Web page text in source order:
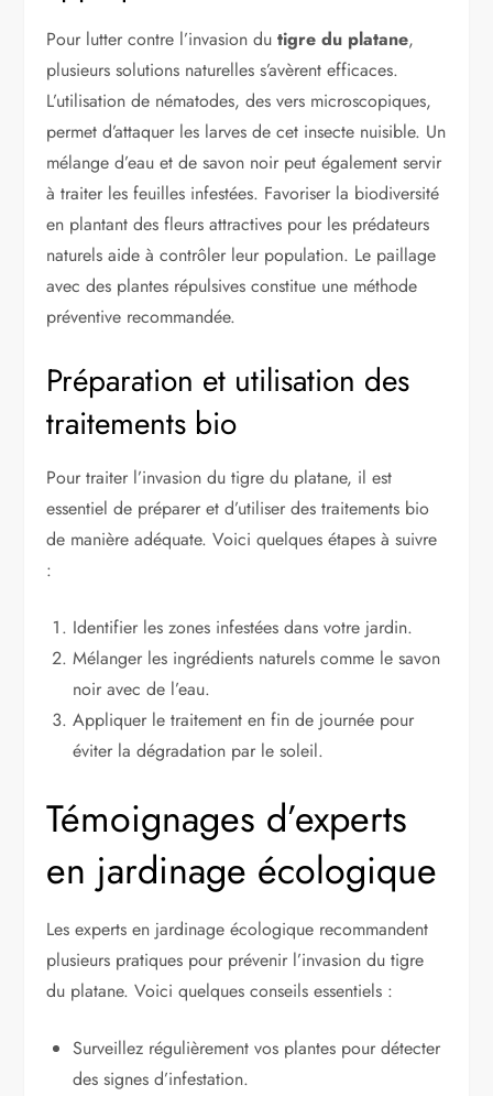
Pour lutter contre l’invasion dutigre du platane,
plusieurs solutions naturelles s’avèrent efficaces.
L’utilisation de nématodes, des vers microscopiques,
permet d’attaquer les larves de cet insecte nuisible. Un
mélange d’eau et de savon noir peut également servir
à traiter les feuilles infestées. Favoriser la biodiversité
en plantant des fleurs attractives pour les prédateurs
naturels aide à contrôler leur population. Le paillage
avec des plantes répulsives constitue une méthode
préventive recommandée.
Préparation et utilisation des
traitements bio
Pour traiter l’invasion du tigre du platane, il est
essentiel de préparer et d’utiliser des traitements bio
de manière adéquate. Voici quelques étapes à suivre
:
Identifier les zones infestées dans votre jardin.
Mélanger les ingrédients naturels comme le savon
noir avec de l’eau.
Appliquer le traitement en fin de journée pour
éviter la dégradation par le soleil.
Témoignages d’experts
en jardinage écologique
Les experts en jardinage écologique recommandent
plusieurs pratiques pour prévenir l’invasion du tigre
du platane. Voici quelques conseils essentiels :
Surveillez régulièrement vos plantes pour détecter
des signes d’infestation.